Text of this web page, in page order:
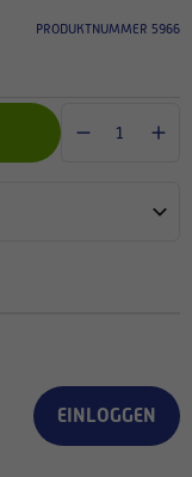
PRODUKTNUMMER 5966
EINLOGGEN